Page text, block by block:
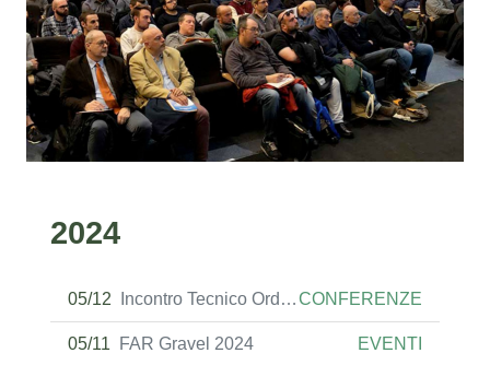
2024
05/12 Incontro Tecnico Ordine Ingegneri RIETICONFERENZE
05/11 FAR Gravel 2024 EVENTI